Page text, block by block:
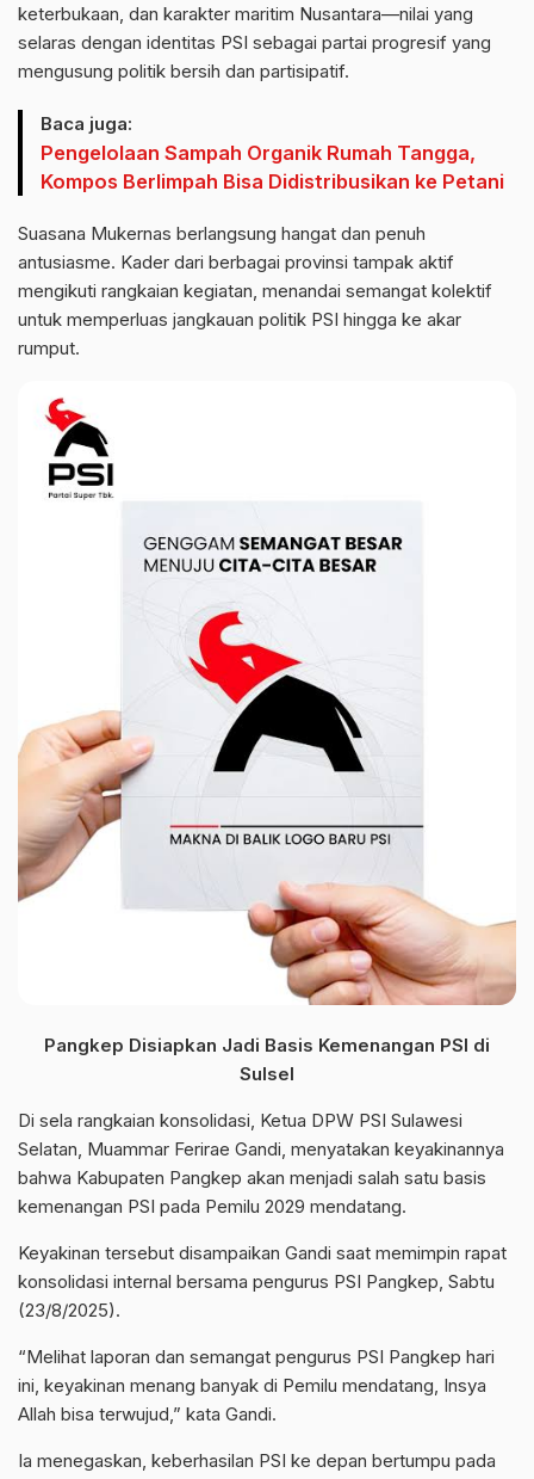
keterbukaan, dan karakter maritim Nusantara—nilai yang
selaras dengan identitas PSI sebagai partai progresif yang
mengusung politik bersih dan partisipatif.
Baca juga:
Pengelolaan Sampah Organik Rumah Tangga,
Kompos Berlimpah Bisa Didistribusikan ke Petani
Suasana Mukernas berlangsung hangat dan penuh
antusiasme. Kader dari berbagai provinsi tampak aktif
mengikuti rangkaian kegiatan, menandai semangat kolektif
untuk memperluas jangkauan politik PSI hingga ke akar
rumput.
Pangkep Disiapkan Jadi Basis Kemenangan PSI di
Sulsel
Di sela rangkaian konsolidasi, Ketua DPW PSI Sulawesi
Selatan, Muammar Ferirae Gandi, menyatakan keyakinannya
bahwa Kabupaten Pangkep akan menjadi salah satu basis
kemenangan PSI pada Pemilu 2029 mendatang.
Keyakinan tersebut disampaikan Gandi saat memimpin rapat
konsolidasi internal bersama pengurus PSI Pangkep, Sabtu
(23/8/2025).
“Melihat laporan dan semangat pengurus PSI Pangkep hari
ini, keyakinan menang banyak di Pemilu mendatang, Insya
Allah bisa terwujud,” kata Gandi.
Ia menegaskan, keberhasilan PSI ke depan bertumpu pada